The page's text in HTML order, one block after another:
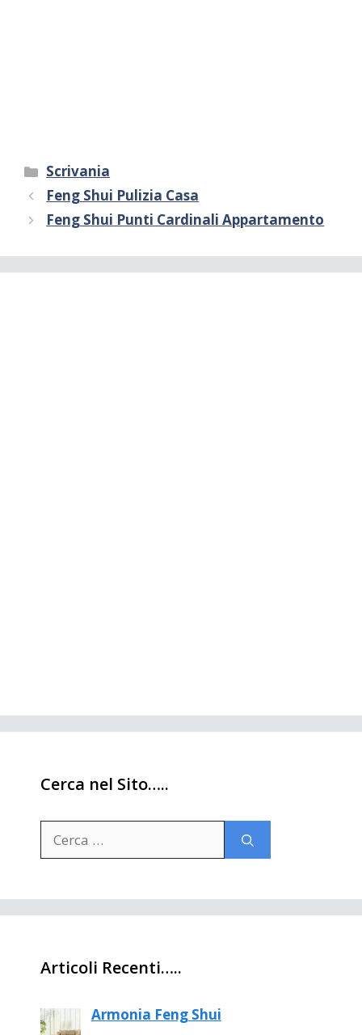
Categorie
Scrivania
Feng Shui Pulizia Casa
Feng Shui Punti Cardinali Appartamento
Cerca nel Sito…..
per:
Articoli Recenti…..
Armonia Feng Shui